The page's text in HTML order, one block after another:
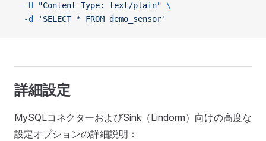
  -H
"Content-Type: text/plain" \
  -d
'SELECT * FROM demo_sensor'
詳細設定
MySQLコネクターおよびSink（Lindorm）向けの高度な
設定オプションの詳細説明：